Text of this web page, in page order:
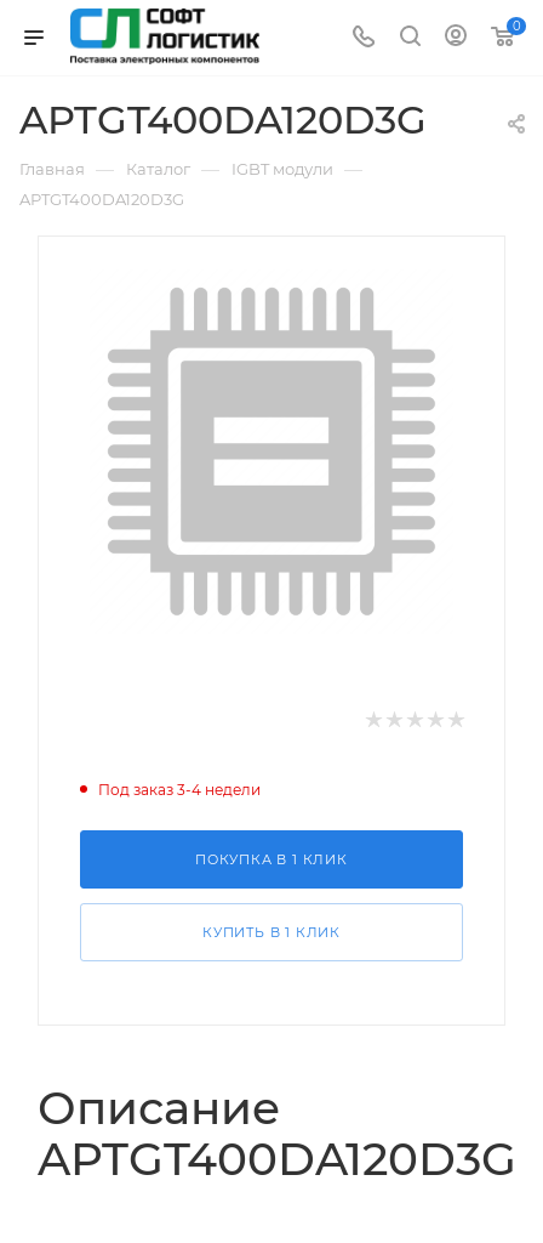
0
APTGT400DA120D3G
Главная — Каталог — IGBT модули —
APTGT400DA120D3G
Под заказ 3-4 недели
ПОКУПКА В 1 КЛИК
КУПИТЬ В 1 КЛИК
Описание
APTGT400DA120D3G